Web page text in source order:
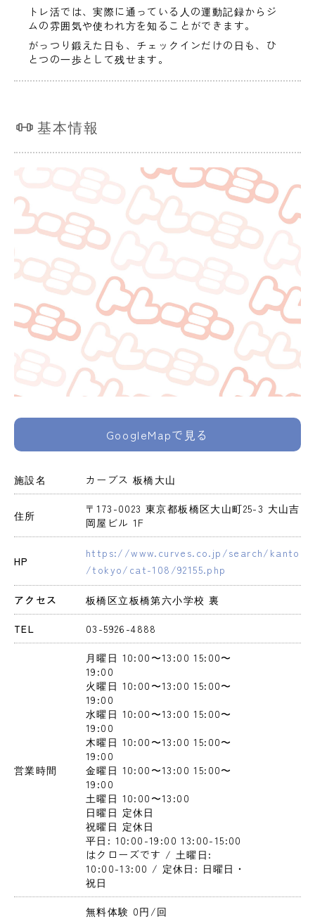
トレ活では、実際に通っている人の運動記録からジ
ムの雰囲気や使われ方を知ることができます。
がっつり鍛えた日も、チェックインだけの日も、ひ
とつの一歩として残せます。
基本情報
GoogleMapで見る
施設名 カーブス 板橋大山
住所
〒173-0023 東京都板橋区大山町25-3 大山吉
岡屋ビル 1F
HP
https://www.curves.co.jp/search/kanto
/tokyo/cat-108/92155.php
アクセス 板橋区立板橋第六小学校 裏
TEL 03-5926-4888
営業時間
月曜日 10:00〜13:00 15:00〜
19:00
火曜日 10:00〜13:00 15:00〜
19:00
水曜日 10:00〜13:00 15:00〜
19:00
木曜日 10:00〜13:00 15:00〜
19:00
金曜日 10:00〜13:00 15:00〜
19:00
土曜日 10:00〜13:00
日曜日 定休日
祝曜日 定休日
平日: 10:00-19:00 13:00-15:00
はクローズです / 土曜日:
10:00-13:00 / 定休日: 日曜日・
祝日
無料体験 0円 /回